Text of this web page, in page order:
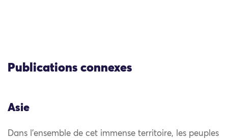
Publications connexes
Asie
Dans l’ensemble de cet immense territoire, les peuples